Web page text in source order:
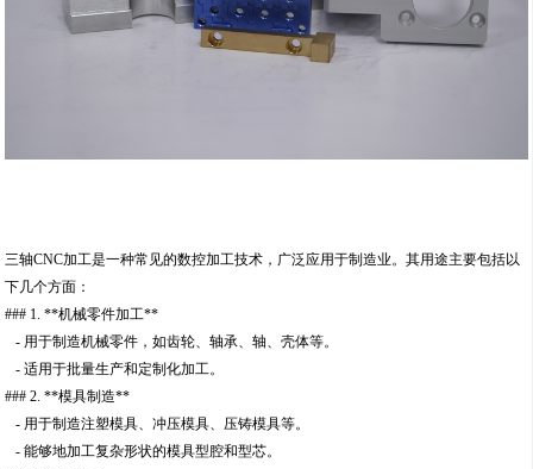
三轴CNC加工是一种常见的数控加工技术，广泛应用于制造业。其用途主要包括以
下几个方面：
### 1. **机械零件加工**
- 用于制造机械零件，如齿轮、轴承、轴、壳体等。
- 适用于批量生产和定制化加工。
### 2. **模具制造**
- 用于制造注塑模具、冲压模具、压铸模具等。
- 能够地加工复杂形状的模具型腔和型芯。